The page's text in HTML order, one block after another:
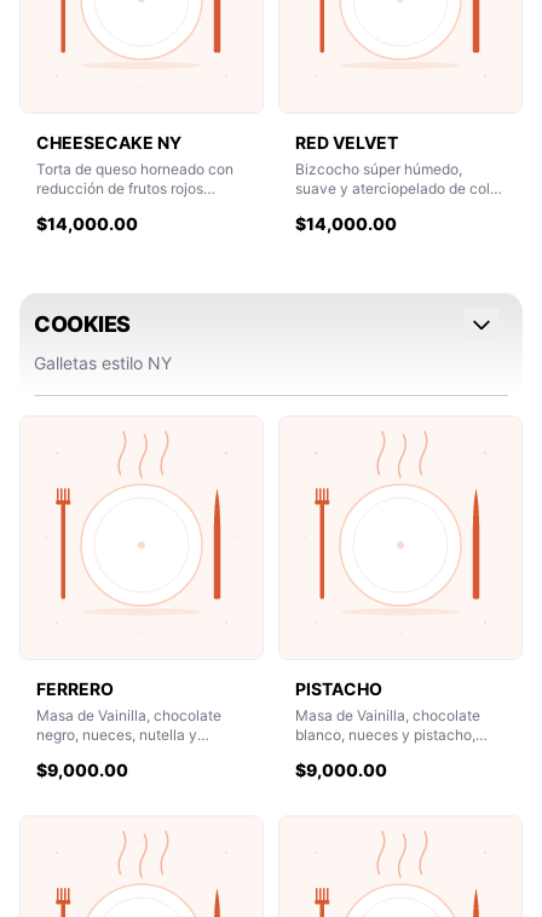
CHEESECAKE NY
Torta de queso horneado con
reducción de frutos rojos
$14,000.00
RED VELVET
Bizcocho súper húmedo,
suave y aterciopelado de color
cacao, relleno y cobertura de
$14,000.00
COOKIES
Galletas estilo NY
FERRERO
Masa de Vainilla, chocolate
negro, nueces, nutella y
$9,000.00
PISTACHO
Masa de Vainilla, chocolate
blanco, nueces y pistacho,
chocolate blanco
$9,000.00